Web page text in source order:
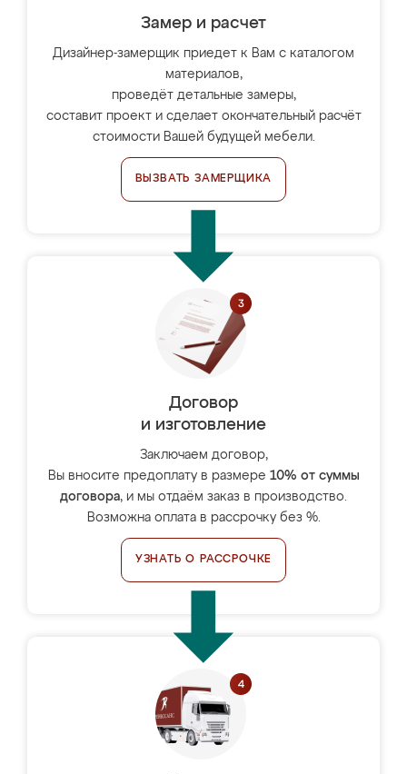
Замер и расчет
Дизайнер-замерщик приедет к Вам с каталогом
материалов,
проведёт детальные замеры,
составит проект и сделает окончательный расчёт
стоимости Вашей будущей мебели.
ВЫЗВАТЬ ЗАМЕРЩИКА
Договор
и изготовление
Заключаем договор,
Вы вносите предоплату в размере 10% от суммы
договора, и мы отдаём заказ в производство.
Возможна оплата в рассрочку без %.
УЗНАТЬ О РАССРОЧКЕ